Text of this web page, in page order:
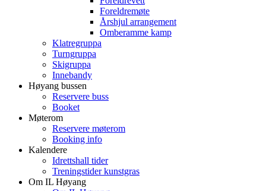
Foreldremøte
Årshjul arrangement
Omberamme kamp
Klatregruppa
Turngruppa
Skigruppa
Innebandy
Høyang bussen
Reservere buss
Booket
Møterom
Reservere møterom
Booking info
Kalendere
Idrettshall tider
Treningstider kunstgras
Om IL Høyang